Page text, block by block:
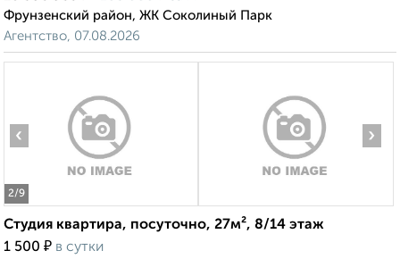
Фрунзенский район, ЖК Соколиный Парк
Агентство, 07.08.2026
2/9
‹ ›
Студия квартира, посуточно, 27м², 8/14 этаж
1 500 ₽ в сутки